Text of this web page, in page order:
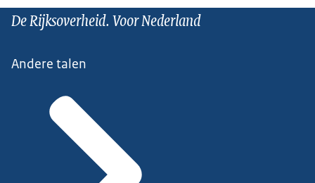
De Rijksoverheid. Voor Nederland
Andere talen